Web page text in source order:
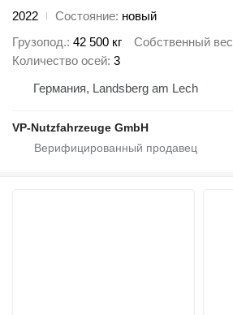
2022
Состояние новый
Грузопод. 42 500 кг Собственный вес
Количество осей 3
Германия, Landsberg am Lech
VP-Nutzfahrzeuge GmbH